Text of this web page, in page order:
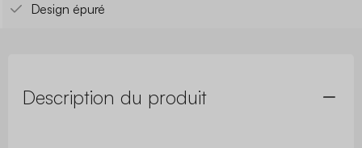
Design épuré
Description du produit